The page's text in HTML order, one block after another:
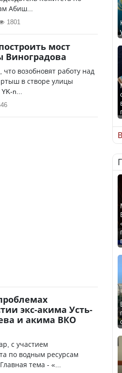
Абиш...
1801
мост
Виноградова
что возобновят работу над
в створе улицы
n...
экс-акима Усть-
и акима ВКО
с участием
по водным ресурсам
тема - «...